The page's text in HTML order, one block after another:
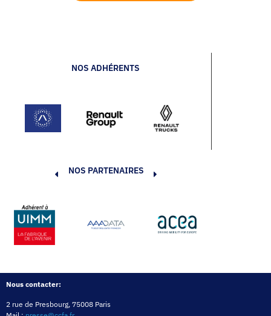
NOS ADHÉRENTS
NOS PARTENAIRES
Nous contacter:
2 rue de Presbourg, 75008 Paris